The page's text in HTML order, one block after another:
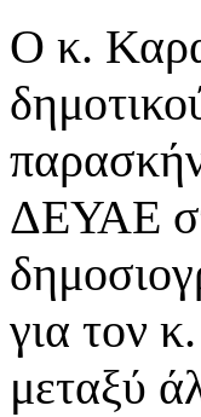
Ο κ.
ΔΕΥΑΕ
για τον
μεταξύ